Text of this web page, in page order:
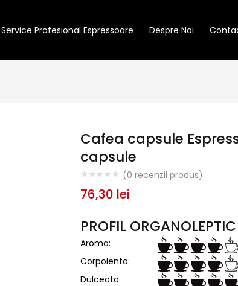
Service Profesional Espressoare Despre Noi
Cafea capsule
capsule
(0 recenzii produs)
76,30 lei
PROFIL ORGANOLEPTIC
Aroma:
Corpolenta:
Dulceata: